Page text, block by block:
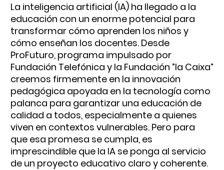
La inteligencia artificial (IA) ha llegado a la
educación con un enorme potencial para
transformar cómo aprenden los niños y
cómo enseñan los docentes. Desde
ProFuturo, programa impulsado por
Fundación Telefónica y la Fundación ”la Caixa”
creemos firmemente en la innovación
pedagógica apoyada en la tecnología como
palanca para garantizar una educación de
calidad a todos, especialmente a quienes
viven en contextos vulnerables. Pero para
que esa promesa se cumpla, es
imprescindible que la IA se ponga al servicio
de un proyecto educativo claro y coherente.